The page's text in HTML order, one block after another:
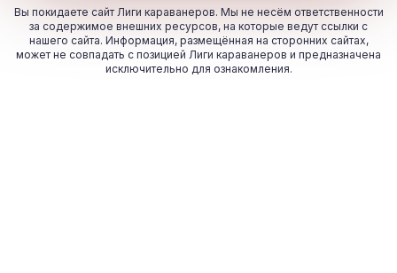
Вы покидаете сайт Лиги караванеров. Мы не несём ответственности
за содержимое внешних ресурсов, на которые ведут ссылки с
нашего сайта. Информация, размещённая на сторонних сайтах,
может не совпадать с позицией Лиги караванеров и предназначена
исключительно для ознакомления.